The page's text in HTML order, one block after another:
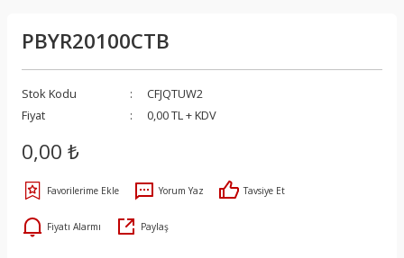
PBYR20100CTB
Stok Kodu
CFJQTUW2
Fiyat
0,00 TL + KDV
0,00 ₺
Yorum Yaz Tavsiye Et
Fiyatı Alarmı Paylaş